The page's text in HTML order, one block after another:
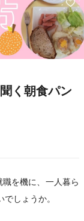
く朝食パン
を機に、一人暮ら
しょうか。